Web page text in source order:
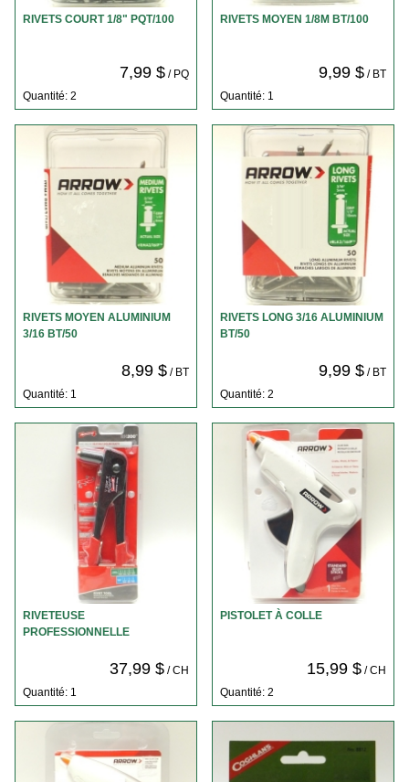
RIVETS COURT 1/8" PQT/100
7,99 $/ PQ
Quantité: 2
RIVETS MOYEN 1/8M BT/100
9,99 $/ BT
Quantité: 1
RIVETS MOYEN ALUMINIUM
3/16 BT/50
8,99 $/ BT
Quantité: 1
RIVETS LONG 3/16 ALUMINIUM
BT/50
9,99 $/ BT
Quantité: 2
RIVETEUSE
PROFESSIONNELLE
37,99 $/ CH
Quantité: 1
PISTOLET À COLLE
15,99 $/ CH
Quantité: 2